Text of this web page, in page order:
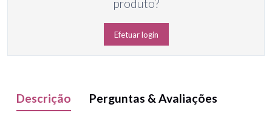
produto?
Efetuar login
Descrição Perguntas & Avaliações